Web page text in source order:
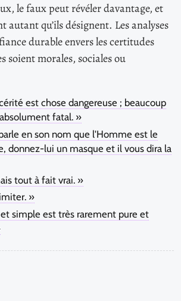
le faux peut révéler davantage, et
autant qu’ils désignent. Les analyses
durable envers les certitudes
soient morales, sociales ou
est chose dangereuse ; beaucoup
fatal. »
en son nom que l'Homme est le
donnez-lui un masque et il vous dira la
tout à fait vrai. »
»
simple est très rarement pure et